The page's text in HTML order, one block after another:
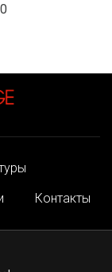
Контакты